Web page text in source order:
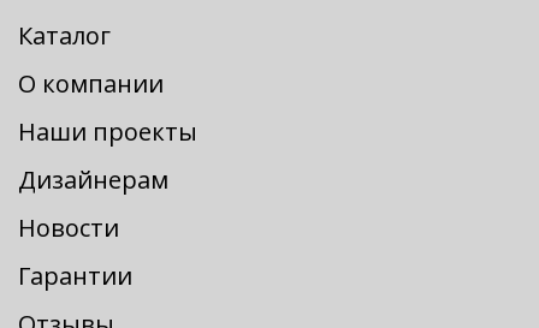
Каталог
О компании
Наши проекты
Дизайнерам
Новости
Гарантии